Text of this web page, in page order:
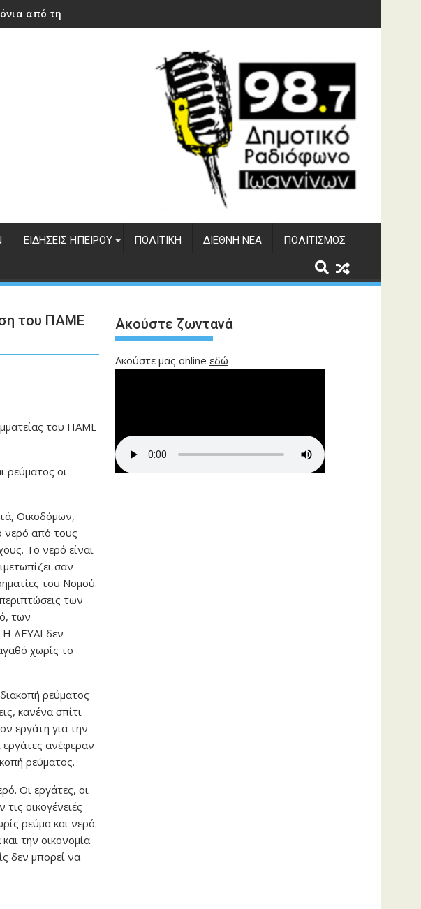
από την ίδρυση του ΔΣΕ
ΕΙΔΉΣΕΙΣ ΗΠΕΊΡΟΥ ΠΟΛΙΤΙΚΉ ΔΙΕΘΝΉ ΝΈΑ ΠΟΛΙΤΙΣΜΌΣ
του ΠΑΜΕ
του ΠΑΜΕ
ρεύματος οι
Οικοδόμων,
νερό από τους
Το νερό είναι
σαν
του Νομού.
των
των
Η ΔΕΥΑΙ δεν
χωρίς το
ρεύματος
κανένα σπίτι
εργάτη για την
ανέφεραν
ρεύματος.
Οι εργάτες, οι
οικογένειές
ρεύμα και νερό.
την οικονομία
δεν μπορεί να
Ακούστε ζωντανά
Ακούστε μας online εδώ